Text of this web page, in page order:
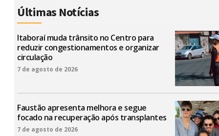
Últimas Notícias
Itaboraí muda trânsito no Centro para
reduzir congestionamentos e organizar
circulação
7 de agosto de 2026
Faustão apresenta melhora e segue
focado na recuperação após transplantes
7 de agosto de 2026